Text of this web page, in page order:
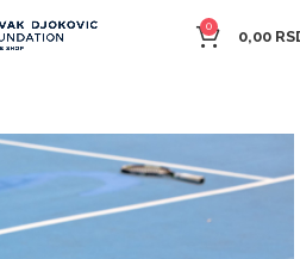
0
0,00